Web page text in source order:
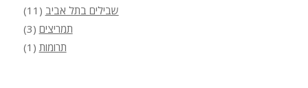
שבילים בתל אביב (11)
תמריצים (3)
תרומות (1)